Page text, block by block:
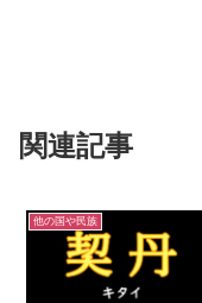
関連記事
他の国や民族